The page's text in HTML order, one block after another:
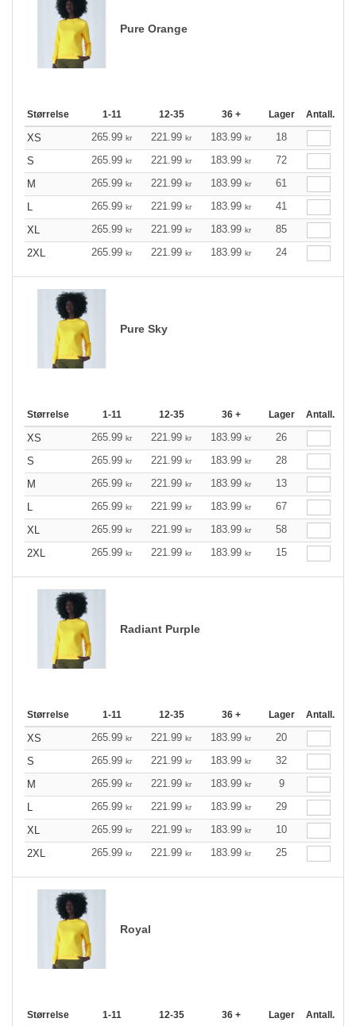
Pure Orange
Størrelse 1-11 12-35 36 + Lager Antall.
XS 265.99 kr 221.99 kr 183.99 kr
18
S
265.99 kr 221.99 kr 183.99 kr
72
M
265.99 kr 221.99 kr 183.99 kr
61
L
265.99 kr 221.99 kr 183.99 kr
41
XL
265.99 kr 221.99 kr 183.99 kr
85
2XL
265.99 kr 221.99 kr 183.99 kr 24
Pure Sky
Størrelse 1-11 12-35 36 + Lager Antall.
XS 265.99 kr 221.99 kr 183.99 kr
26
S
265.99 kr 221.99 kr 183.99 kr
28
M
265.99 kr 221.99 kr 183.99 kr
13
L
265.99 kr 221.99 kr 183.99 kr
67
XL
265.99 kr 221.99 kr 183.99 kr
58
2XL
265.99 kr 221.99 kr 183.99 kr 15
Radiant Purple
Størrelse 1-11 12-35 36 + Lager Antall.
XS 265.99 kr 221.99 kr 183.99 kr
20
S
265.99 kr 221.99 kr 183.99 kr
32
M
265.99 kr 221.99 kr 183.99 kr
9
L
265.99 kr 221.99 kr 183.99 kr
29
XL
265.99 kr 221.99 kr 183.99 kr
10
2XL
265.99 kr 221.99 kr 183.99 kr 25
Royal
Størrelse 1-11 12-35 36 + Lager Antall.